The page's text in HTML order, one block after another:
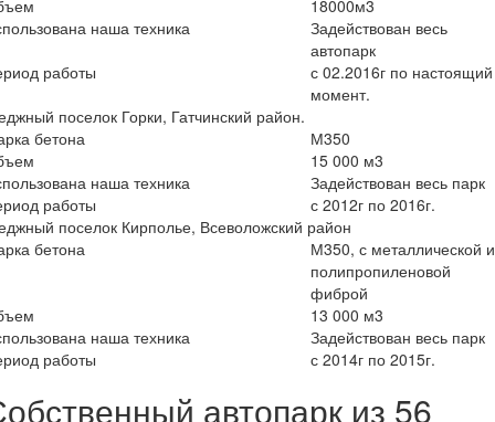
18000м3
наша техника
Задействован весь
автопарк
работы
с 02.2016г по настоящий
момент.
поселок Горки, Гатчинский район.
бетона
М350
15 000 м3
наша техника
Задействован весь парк
работы
с 2012г по 2016г.
поселок Кирполье, Всеволожский район
бетона
М350, с металлической и
полипропиленовой
фиброй
13 000 м3
наша техника
Задействован весь парк
работы
с 2014г по 2015г.
автопарк из 56